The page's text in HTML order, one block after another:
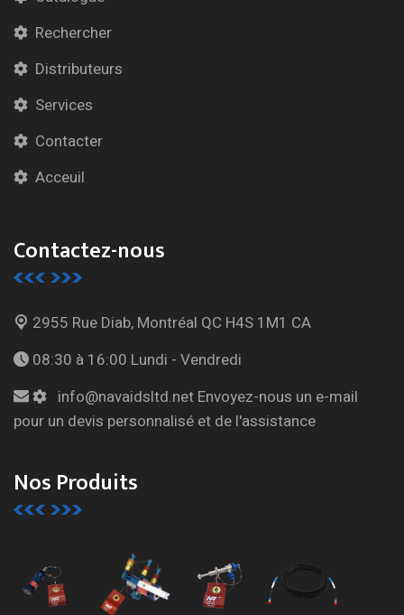
Rechercher
Distributeurs
Services
Contacter
Acceuil
Contactez-nous
2955 Rue Diab, Montréal QC H4S 1M1 CA
08:30 à 16:00 Lundi - Vendredi
info@navaidsltd.net Envoyez-nous un e-mail
pour un devis personnalisé et de l'assistance
Nos Produits